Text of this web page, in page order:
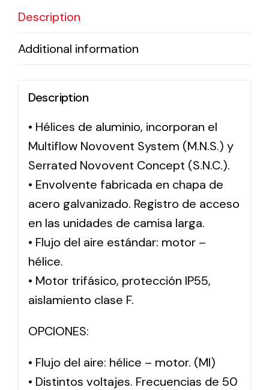
Description
Additional information
Description
• Hélices de aluminio, incorporan el
Multiflow Novovent System (M.N.S.) y
Serrated Novovent Concept (S.N.C.).
• Envolvente fabricada en chapa de
acero galvanizado. Registro de acceso
en las unidades de camisa larga.
• Flujo del aire estándar: motor –
hélice.
• Motor trifásico, protección IP55,
aislamiento clase F.
OPCIONES:
• Flujo del aire: hélice – motor. (MI)
• Distintos voltajes. Frecuencias de 50